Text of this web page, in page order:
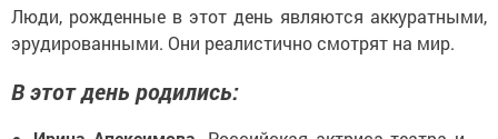
Люди, рожденные в этот день являются аккуратными,
эрудированными. Они реалистично смотрят на мир.
В этот день родились: